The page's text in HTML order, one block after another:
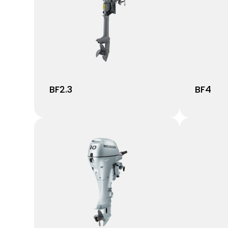
BF2.3 BF4